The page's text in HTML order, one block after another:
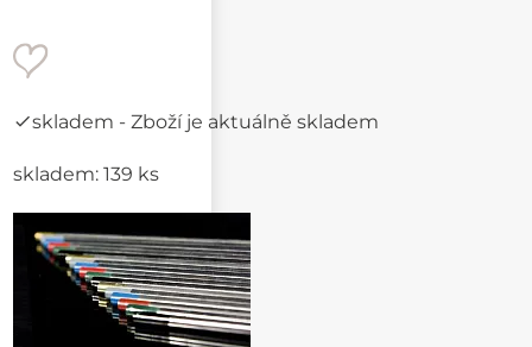
skladem - Zboží je aktuálně skladem
skladem: 139 ks